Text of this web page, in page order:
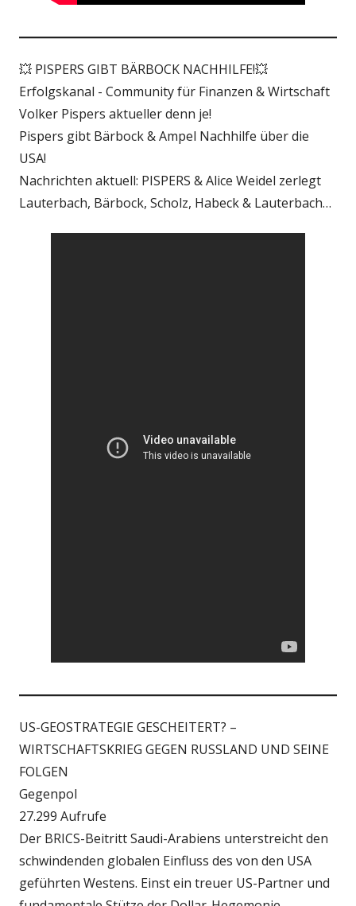
💥 PISPERS GIBT BÄRBOCK NACHHILFE!💥
Erfolgskanal - Community für Finanzen & Wirtschaft
Volker Pispers aktueller denn je!
Pispers gibt Bärbock & Ampel Nachhilfe über die
USA!
Nachrichten aktuell: PISPERS & Alice Weidel zerlegt
Lauterbach, Bärbock, Scholz, Habeck & Lauterbach…
US-GEOSTRATEGIE GESCHEITERT? –
WIRTSCHAFTSKRIEG GEGEN RUSSLAND UND SEINE
FOLGEN
Gegenpol
27.299 Aufrufe
Der BRICS-Beitritt Saudi-Arabiens unterstreicht den
schwindenden globalen Einfluss des von den USA
geführten Westens. Einst ein treuer US-Partner und